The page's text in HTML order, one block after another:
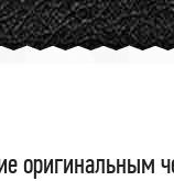
оригинальным